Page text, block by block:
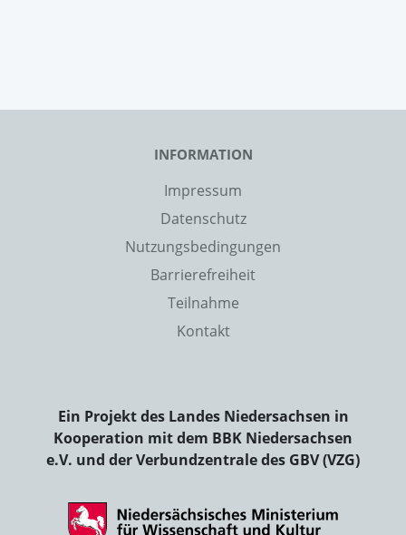
INFORMATION
Impressum
Datenschutz
Nutzungsbedingungen
Barrierefreiheit
Teilnahme
Kontakt
Ein Projekt des Landes Niedersachsen in
Kooperation mit dem BBK Niedersachsen
e.V. und der Verbundzentrale des GBV (VZG)